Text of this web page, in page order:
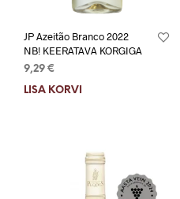
JP Azeitão Branco 2022
NB! KEERATAVA KORGIGA
9,29 €
LISA KORVI